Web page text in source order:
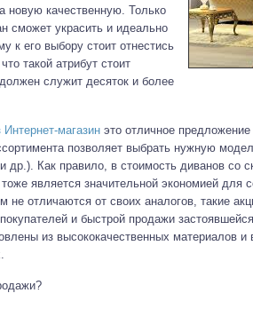
новую качественную. Только
сможет украсить и идеально
к его выбору стоит отнестись
такой атрибут стоит
служит десяток и более
магазин это отличное
позволяет выбрать нужную
Как правило, в стоимость диванов со
является значительной экономией
не отличаются от своих аналогов, такие
и быстрой продажи
из высококачественных материалов